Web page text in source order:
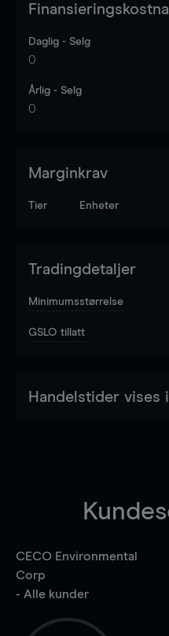
Daglig - Selg
0
Årlig - Selg
0
Marginkrav
Tier Enheter
Tradingdetaljer
Minimumsstørrelse
GSLO tillatt
Handelstider vises
CECO Environmental
Corp
- Alle kunder